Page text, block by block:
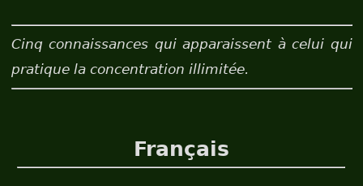
Cinq connaissances qui apparaissent à celui qui
pratique la concentration illimitée.
Français